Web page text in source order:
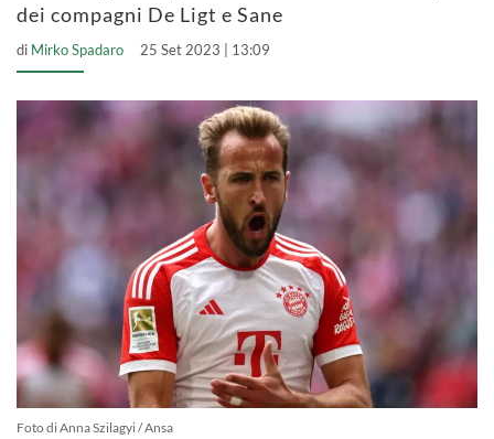
dei compagni De Ligt e Sane
di Mirko Spadaro 25 Set 2023 | 13:09
Foto di Anna Szilagyi / Ansa